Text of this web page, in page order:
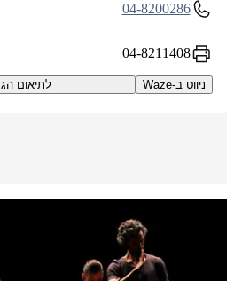
04-8200286
04-8211408
ניווט ב-Waze לתיאום הגעה